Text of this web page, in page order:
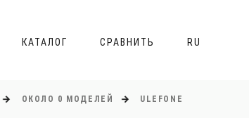
КАТАЛОГ СРАВНИТЬ RU
ОКОЛО 0 МОДЕЛЕЙ ULEFONE